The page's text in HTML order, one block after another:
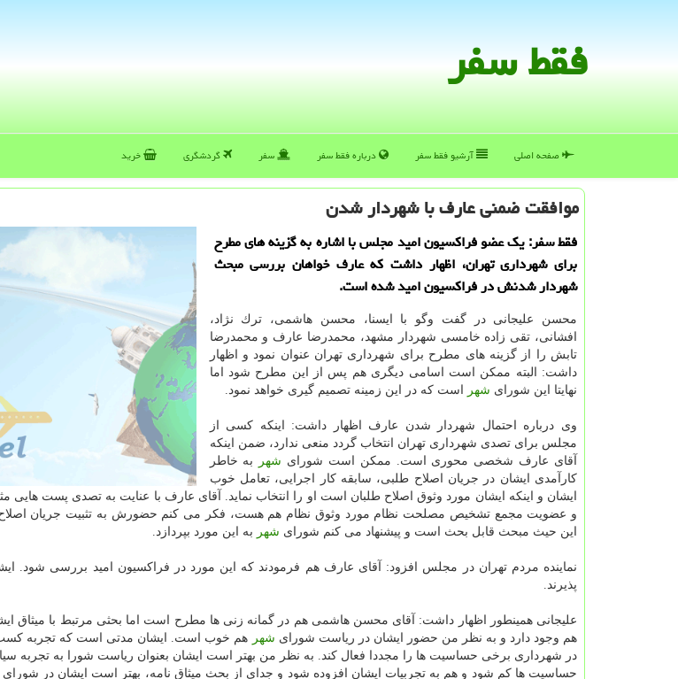
فقط سفر
صفحه اصلی آرشیو فقط سفر درباره فقط سفر سفر گردشگری خرید
موافقت ضمنی عارف با شهردار شدن
فقط سفر: یك عضو فراكسیون امید مجلس با اشاره به گزینه های مطرح
برای شهرداری تهران، اظهار داشت كه عارف خواهان بررسی مبحث
شهردار شدنش در فراكسیون امید شده است.
محسن علیجانی در گفت وگو با ایسنا، محسن هاشمی، ترك نژاد،
افشانی، تقی زاده خامسی شهردار مشهد، محمدرضا عارف و محمدرضا
تابش را از گزینه های مطرح برای شهرداری تهران عنوان نمود و اظهار
داشت: البته ممكن است اسامی دیگری هم پس از این مطرح شود اما
نهایتا این شورای شهر است كه در این زمینه تصمیم گیری خواهد نمود.
وی درباره احتمال شهردار شدن عارف اظهار داشت: اینكه كسی از
مجلس برای تصدی شهرداری تهران انتخاب گردد منعی ندارد، ضمن اینكه
آقای عارف شخصی محوری است. ممكن است شورای شهر
به خاطر
كارآمدی ایشان در جریان اصلاح طلبی، سابقه كار اجرایی، تعامل خوب
ایشان و اینكه ایشان مورد وثوق اصلاح طلبان است او را انتخاب نماید. آقای عارف با عنایت به تصدی پست هایی
و عضویت مجمع تشخیص مصلحت نظام مورد وثوق نظام هم هست، فكر می كنم حضورش به تثبیت جریان اصلاح
این حیث مبحث قابل بحث است و پیشنهاد می كنم شورای شهر به این مورد بپردازد.
نماینده مردم تهران در مجلس افزود: آقای عارف هم فرمودند كه این مورد در فراكسیون امید بررسی شود.
پذیرند.
علیجانی همینطور اظهار داشت: آقای محسن هاشمی هم در گمانه زنی ها مطرح است اما بحثی مرتبط با میثاق
هم وجود دارد و به نظر من حضور ایشان در ریاست شورای شهر هم خوب است. ایشان مدتی است كه تجربه
در شهرداری برخی حساسیت ها را مجددا فعال كند. به نظر من بهتر است ایشان بعنوان ریاست شورا به تجربه
حساسیت ها كم شود و هم به تجربیات ایشان افزوده شود و جدای از بحث میثاق نامه، بهتر است ایشان در شورای